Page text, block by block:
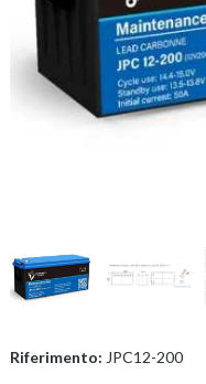
Riferimento: JPC12-200